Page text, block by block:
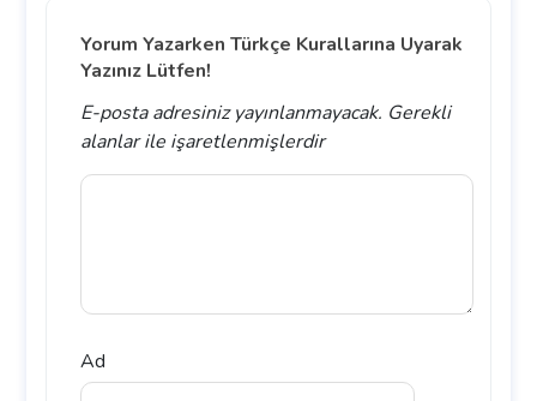
Yorum Yazarken Türkçe Kurallarına Uyarak
Yazınız Lütfen!
E-posta adresiniz yayınlanmayacak. Gerekli
alanlarile işaretlenmişlerdir
Ad